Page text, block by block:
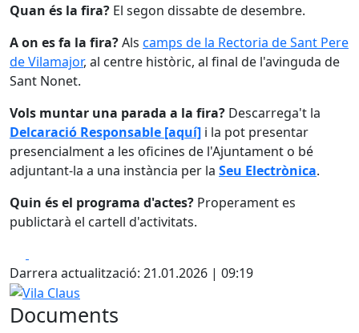
Quan és la fira? El segon dissabte de desembre.
A on es fa la fira?Als camps de la Rectoria de Sant Pere
de Vilamajor, al centre històric, al final de l'avinguda de
Sant Nonet.
Vols muntar una parada a la fira? Descarrega't la
Delcaració Responsable [aquí] i la pot presentar
presencialment a les oficines de l'Ajuntament o bé
adjuntant-la a una instància per la Seu Electrònica.
Quin és el programa d'actes? Properament es
publictarà el cartell d'activitats.
Darrera actualització: 21.01.2026 | 09:19
Vila Claus
Documents